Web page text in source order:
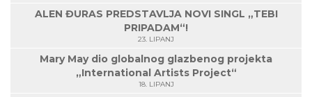
ALEN ĐURAS PREDSTAVLJA NOVI SINGL „TEBI
PRIPADAM“!
23. LIPANJ
Mary May dio globalnog glazbenog projekta
„International Artists Project“
18. LIPANJ